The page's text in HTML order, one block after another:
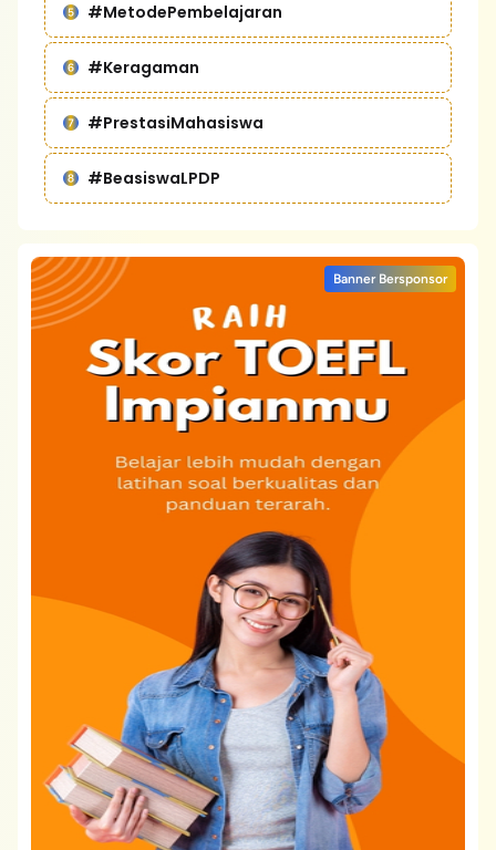
#MetodePembelajaran
#Keragaman
#PrestasiMahasiswa
#BeasiswaLPDP
Banner Bersponsor